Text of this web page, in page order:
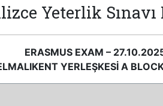
Yeterlik Sınavı
ERASMUS EXAM –
YERLEŞKESİ A